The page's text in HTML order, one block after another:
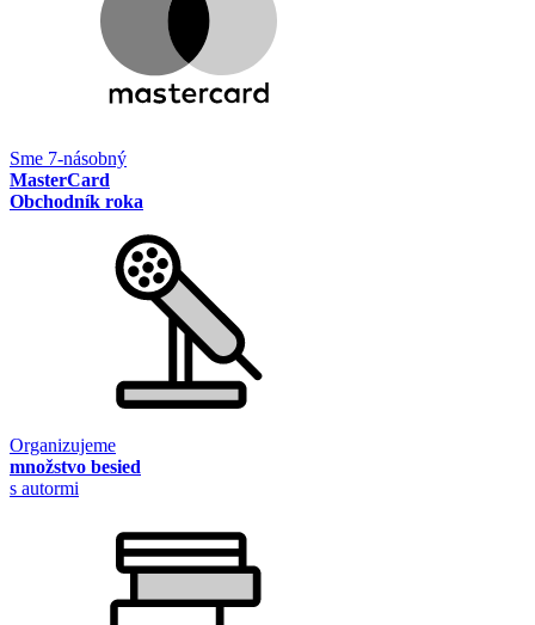
Sme 7-násobný
MasterCard
Obchodník roka
Organizujeme
množstvo besied
s autormi